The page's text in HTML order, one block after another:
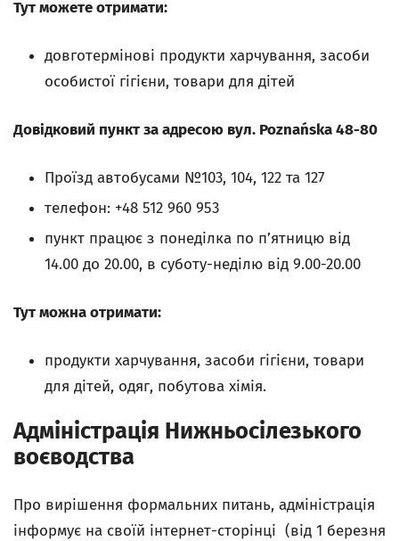
Тут можете отримати:
довготермінові продукти харчування, засоби
особистої гігієни, товари для дітей
Довідковий пункт за адресою вул. Poznańskа 48-80
Проїзд автобусами №103, 104, 122 та 127
телефон: +48 512 960 953
пункт працює з понеділка по п’ятницю від
14.00 до 20.00, в суботу-неділю від 9.00-20.00
Тут можна отримати:
продукти харчування, засоби гігієни, товари
для дітей, одяг, побутова хімія.
Адміністрація Нижньосілезького
воєводства
Про вирішення формальних питань, адміністрація
інформує на своїй інтернет-сторінці (від 1 березня